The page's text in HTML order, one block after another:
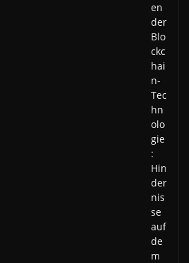
en
der
Blo
ckc
hai
n-
Tec
hn
olo
gie
:
Hin
der
nis
se
auf
de
m